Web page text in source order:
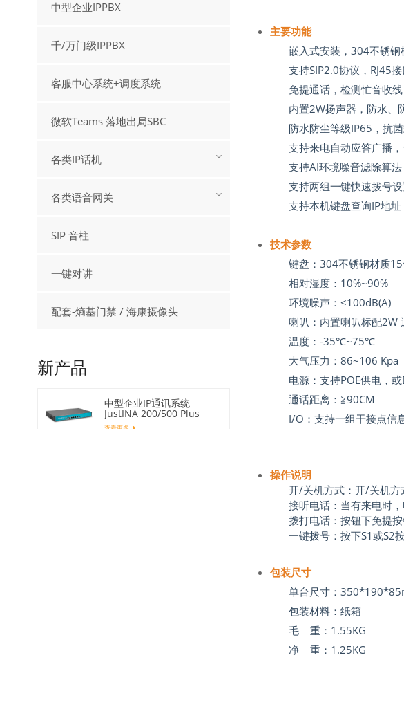
主要功能
嵌入式安装，304不锈钢
支持SIP2.0协议， RJ45接
免提通话，检测忙音收线
内置2W扬声器，防水、
防水防尘等级IP65，抗
支持来电自动应答广播
支持AI环境噪音滤除算
支持两组一键快速拨号
支持本机键盘查询IP地址
技术参数
键盘：304不锈钢材质15
相对湿度：
环境噪声：≤
喇叭：内置喇叭标配2W
温度：-35℃~75℃
大气压力：86~106 Kpa
电源：支持POE供电，或
通话距离：≧90CM
I/O ：支持一组干接点信
操作说明
开/关机方式：开/关机方
接听电话：当有来电时
拨打电话：按钮下免提
一键拨号：按下S1或S2
包装尺寸
单台尺寸：35
包装材料：纸箱
毛
重：1.5
净
重：1.25KG
中型企业IPPBX
千/万门级IPPBX
客服中心系统+调度系统
微软Teams 落地出局SBC
各类IP话机
各类语音网关
SIP 音柱
一键对讲
配套-熵基门禁 / 海康摄像头
新产品
中型企业IP通讯系统
JustINA 200/500 Plus
查看更多